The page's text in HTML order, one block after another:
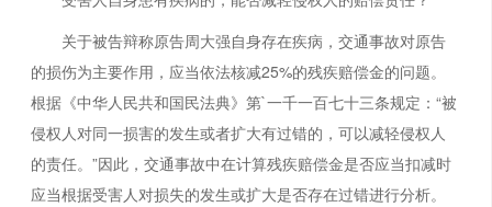
关于被告辩称原告周大强自身存在疾病，交通事故对原告
的损伤为主要作用，应当依法核减25%的残疾赔偿金的问题。
根据《中华人民共和国民法典》第`一千一百七十三条规定：“被
侵权人对同一损害的发生或者扩大有过错的，可以减轻侵权人
的责任。”因此，交通事故中在计算残疾赔偿金是否应当扣减时
应当根据受害人对损失的发生或扩大是否存在过错进行分析。